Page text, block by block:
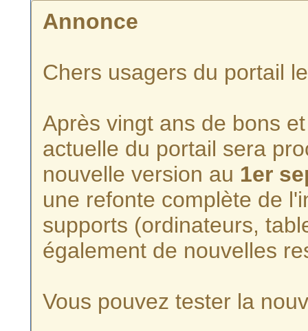
Annonce
Chers usagers du portail
Après vingt ans de bons
actuelle du portail sera
nouvelle version au 1er
une refonte complète de
supports (ordinateurs,
également de nouvelles
Vous pouvez tester la